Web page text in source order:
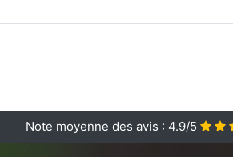
Note moyenne des avis : 4.9/5